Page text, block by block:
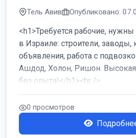
Тель Авив Опубликовано:
<h1>Требуется рабочие,
в Израиле: строители,
объявления, работа с
Ашдод, Холон, Ришон.
без опыта!</h1><br />
...
0 просмотров